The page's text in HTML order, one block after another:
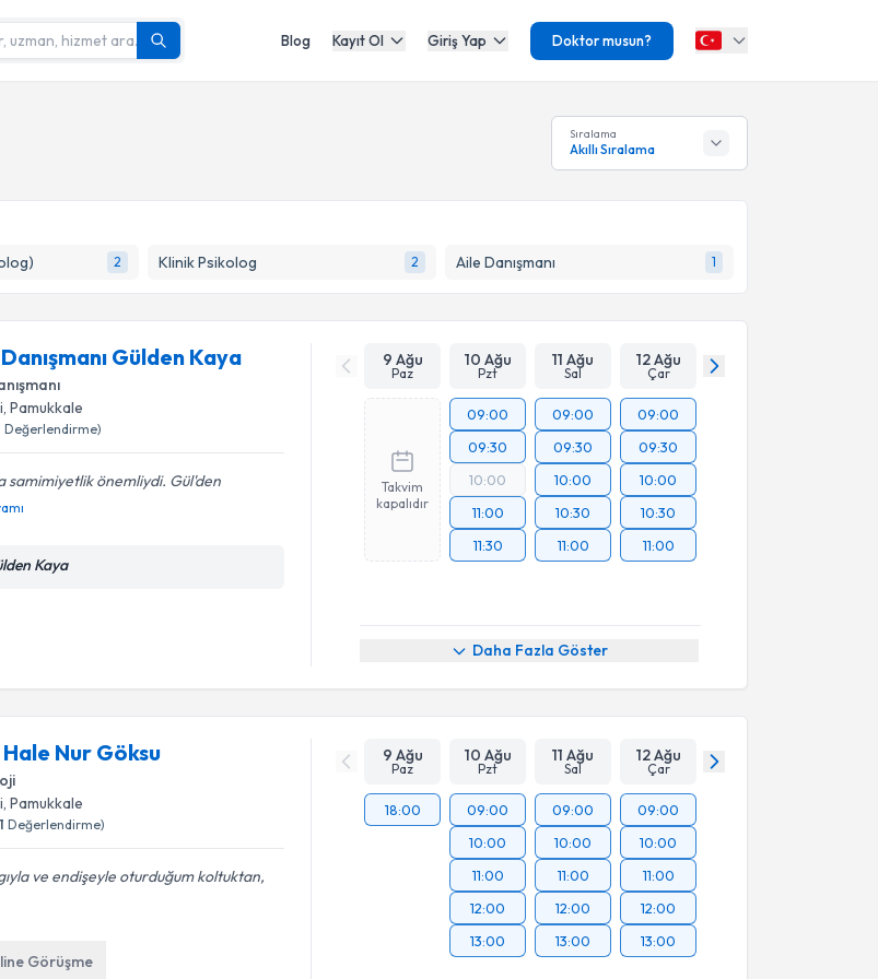
Blog Kayıt Ol Giriş Yap Doktor musun?
Sıralama
Akıllı Sıralama
2 Klinik Psikolog 2 Aile Danışmanı 1
Gülden Kaya
, Pamukkale
Değerlendirme)
samimiyetlik önemliydi. Gül'den
Kaya
9 Ağu
Paz
10 Ağu
Pzt
11 Ağu
Sal
12 Ağu
Çar
Takvim
kapalıdır
09:00
09:30
10:00
11:00
11:30
09:00
09:30
10:00
10:30
11:00
09:00
09:30
10:00
10:30
11:00
Daha Fazla Göster
Hale Nur Göksu
, Pamukkale
Değerlendirme)
ve endişeyle oturduğum koltuktan,
Görüşme
9 Ağu
Paz
10 Ağu
Pzt
11 Ağu
Sal
12 Ağu
Çar
18:00
09:00
10:00
11:00
12:00
13:00
09:00
10:00
11:00
12:00
13:00
09:00
10:00
11:00
12:00
13:00